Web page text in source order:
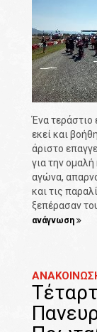
Ένα
εκεί και
άριστο
για την
αγώνα,
και τις
ξεπέρασαν
ανάγνωση